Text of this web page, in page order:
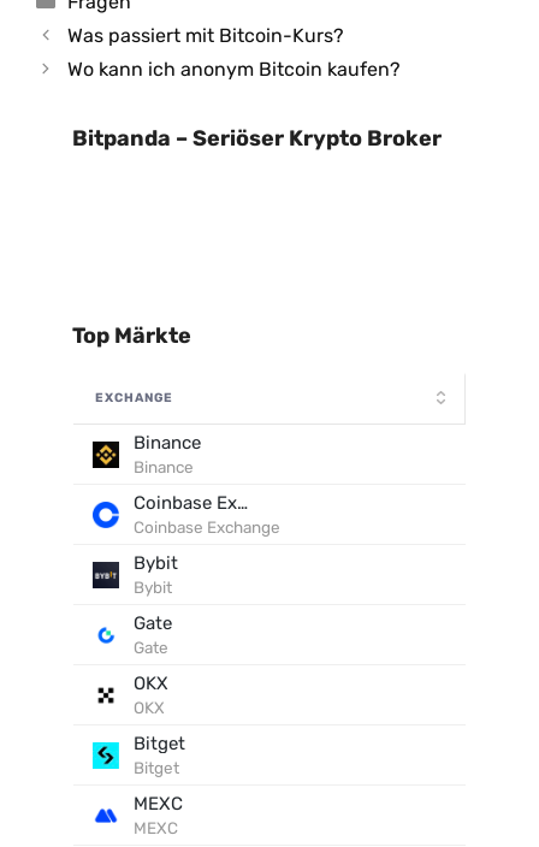
Was passiert mit Bitcoin-Kurs?
Wo kann ich anonym Bitcoin kaufen?
Bitpanda – Seriöser Krypto Broker
Top Märkte
EXCHANGE
Binance
Binance
Coinbase Exchange
Coinbase Exchange
Bybit
Bybit
Gate
Gate
OKX
OKX
Bitget
Bitget
MEXC
MEXC